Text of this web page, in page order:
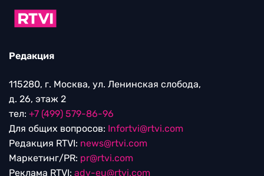
Редакция
115280, г. Москва, ул. Ленинская слобода,
д. 26, этаж 2
тел: +7 (499) 579-86-96
Для общих вопросов: Infortvi@rtvi.com
Редакция RTVI: news@rtvi.com
Маркетинг/PR: pr@rtvi.com
Реклама RTVI: adv-eu@rtvi.com